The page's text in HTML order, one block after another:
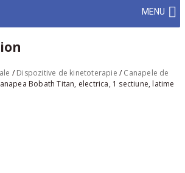
MENU
/ Dispozitive de kinetoterapie / Canapele de
Bobath Titan, electrica, 1 sectiune, latime